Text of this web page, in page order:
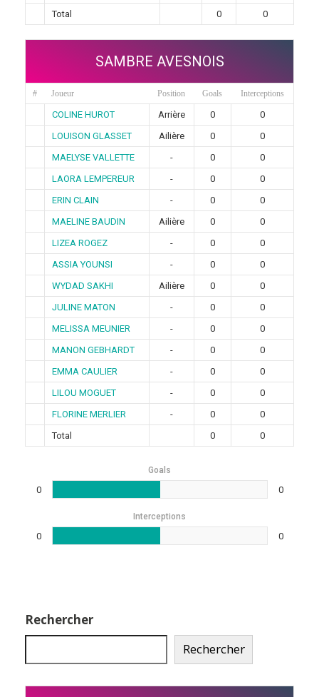
Total
0 0
SAMBRE AVESNOIS
# Joueur Position Goals Interceptions
COLINE HUROT Arrière 0
0
LOUISON GLASSET
Ailière 0
0
MAELYSE VALLETTE
- 0
0
LAORA LEMPEREUR
- 0
0
ERIN CLAIN
- 0
0
MAELINE BAUDIN
Ailière 0
0
LIZEA ROGEZ
- 0
0
ASSIA YOUNSI
- 0
0
WYDAD SAKHI
Ailière 0
0
JULINE MATON
- 0
0
MELISSA MEUNIER
- 0
0
MANON GEBHARDT
- 0
0
EMMA CAULIER
- 0
0
LILOU MOGUET
- 0
0
FLORINE MERLIER
- 0
0
Total
0 0
Goals
0 0
Interceptions
0 0
Rechercher
Rechercher